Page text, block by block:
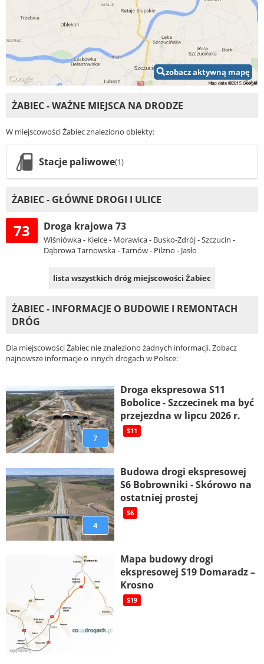
zobacz aktywną mapę
ŻABIEC - WAŻNE MIEJSCA NA DRODZE
W miejscowości Żabiec znaleziono obiekty:
Stacje paliwowe(1)
ŻABIEC - GŁÓWNE DROGI I ULICE
73 Droga krajowa 73
Wiśniówka - Kielce - Morawica - Busko-Zdrój - Szczucin -
Dąbrowa Tarnowska - Tarnów - Pilzno - Jasło
lista wszystkich dróg miejscowości Żabiec
ŻABIEC - INFORMACJE O BUDOWIE I REMONTACH
DRÓG
Dla miejscowości Żabiec nie znaleziono żadnych informacji. Zobacz
najnowsze informacje o innych drogach w Polsce:
7
Droga ekspresowa S11
Bobolice - Szczecinek ma być
przejezdna w lipcu 2026 r.
S11
4
Budowa drogi ekspresowej
S6 Bobrowniki - Skórowo na
ostatniej prostej
S6
Mapa budowy drogi
ekspresowej S19 Domaradz –
Krosno
S19